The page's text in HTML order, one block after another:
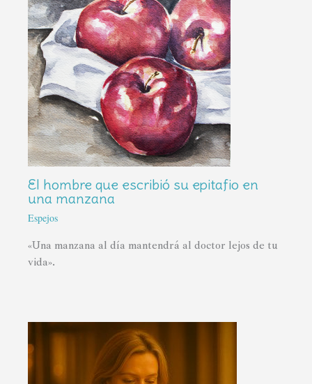
El hombre que escribió su epitafio en
una manzana
Espejos
«Una manzana al día mantendrá al doctor lejos de tu
vida».